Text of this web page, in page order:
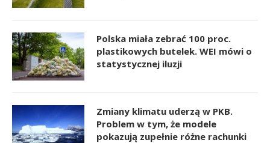
Polska miała zebrać 100 proc.
plastikowych butelek. WEI mówi o
statystycznej iluzji
Zmiany klimatu uderzą w PKB.
Problem w tym, że modele
pokazują zupełnie różne rachunki